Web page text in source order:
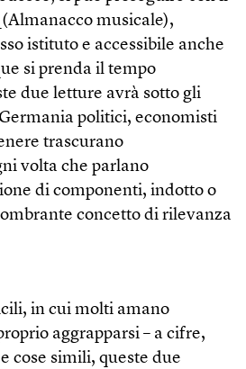
musicale),
istituto e accessibile anche
si prenda il tempo
due letture avrà sotto gli
politici, economisti
trascurano
volta che parlano
di componenti, indotto o
concetto di rilevanza
in cui molti amano
aggrapparsi – a cifre,
cose simili, queste due